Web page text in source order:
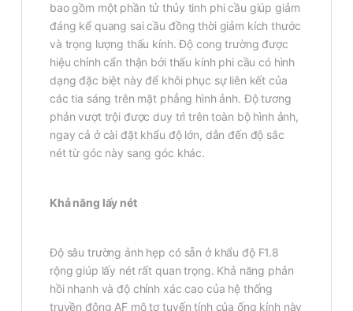
bao gồm một phần tử thủy tinh phi cầu giúp giảm
đáng kể quang sai cầu đồng thời giảm kích thước
và trọng lượng thấu kính. Độ cong trường được
hiệu chỉnh cẩn thận bởi thấu kính phi cầu có hình
dạng đặc biệt này để khôi phục sự liên kết của
các tia sáng trên mặt phẳng hình ảnh. Độ tương
phản vượt trội được duy trì trên toàn bộ hình ảnh,
ngay cả ở cài đặt khẩu độ lớn, dẫn đến độ sắc
nét từ góc này sang góc khác.
Khả năng lấy nét
Độ sâu trường ảnh hẹp có sẵn ở khẩu độ F1.8
rộng giúp lấy nét rất quan trọng. Khả năng phản
hồi nhanh và độ chính xác cao của hệ thống
truyền động AF mô tơ tuyến tính của ống kính này